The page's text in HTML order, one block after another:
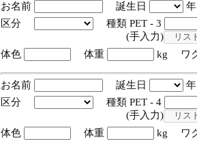
お名前 誕生日
区分
種類 PET - 3
(手入力)
体色
体重 kg ワ
お名前 誕生日
区分
種類 PET - 4
(手入力)
体色
体重 kg ワ